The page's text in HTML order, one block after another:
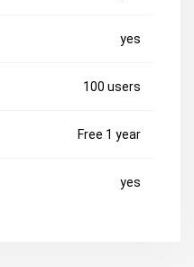
yes
100 users
Free 1 year
yes